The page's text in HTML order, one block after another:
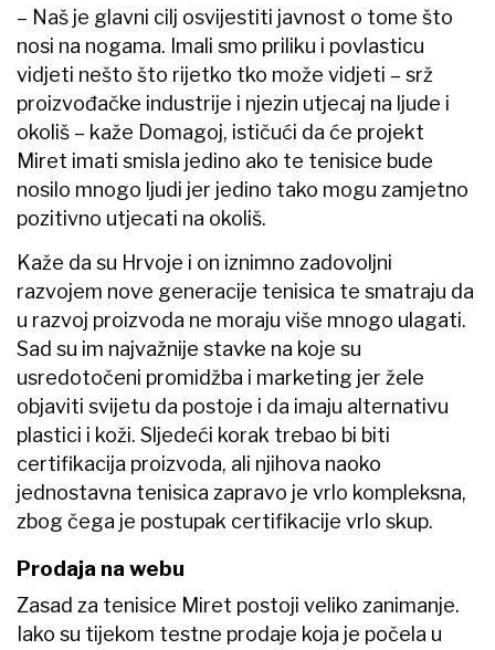
– Naš je glavni cilj osvijestiti javnost o tome što
nosi na nogama. Imali smo priliku i povlasticu
vidjeti nešto što rijetko tko može vidjeti – srž
proizvođačke industrije i njezin utjecaj na ljude i
okoliš – kaže Domagoj, ističući da će projekt
Miret imati smisla jedino ako te tenisice bude
nosilo mnogo ljudi jer jedino tako mogu zamjetno
pozitivno utjecati na okoliš.
Kaže da su Hrvoje i on iznimno zadovoljni
razvojem nove generacije tenisica te smatraju da
u razvoj proizvoda ne moraju više mnogo ulagati.
Sad su im najvažnije stavke na koje su
usredotočeni promidžba i marketing jer žele
objaviti svijetu da postoje i da imaju alternativu
plastici i koži. Sljedeći korak trebao bi biti
certifikacija proizvoda, ali njihova naoko
jednostavna tenisica zapravo je vrlo kompleksna,
zbog čega je postupak certifikacije vrlo skup.
Prodaja na webu
Zasad za tenisice Miret postoji veliko zanimanje.
Iako su tijekom testne prodaje koja je počela u